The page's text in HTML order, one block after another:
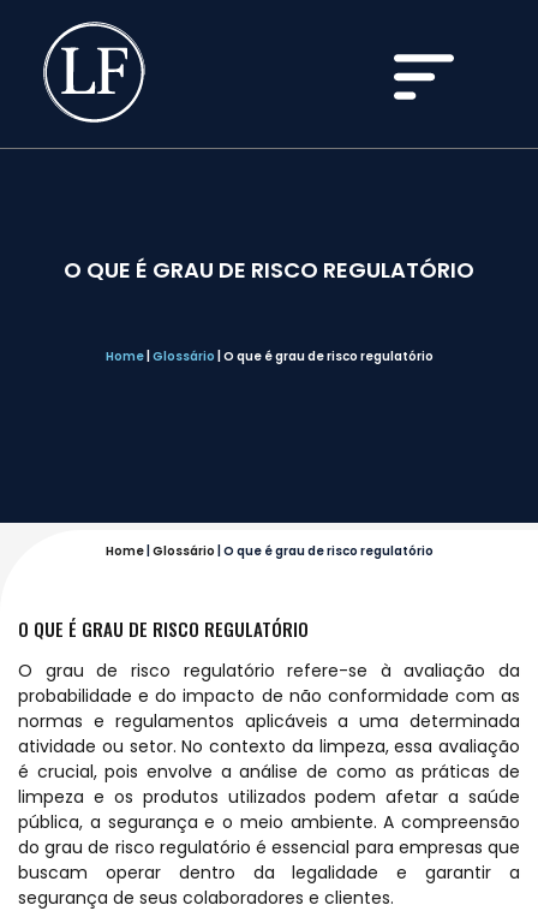
O QUE É GRAU DE RISCO REGULATÓRIO
Home| Glossário O que é grau de risco regulatório
Home| Glossário O que é grau de risco regulatório
O QUE É GRAU DE RISCO REGULATÓRIO
O grau de risco regulatório refere-se à avaliação da
probabilidade e do impacto de não conformidade com as
normas e regulamentos aplicáveis a uma determinada
atividade ou setor. No contexto da limpeza, essa avaliação
é crucial, pois envolve a análise de como as práticas de
limpeza e os produtos utilizados podem afetar a saúde
pública, a segurança e o meio ambiente. A compreensão
do grau de risco regulatório é essencial para empresas que
buscam operar dentro da legalidade e garantir a
segurança de seus colaboradores e clientes.